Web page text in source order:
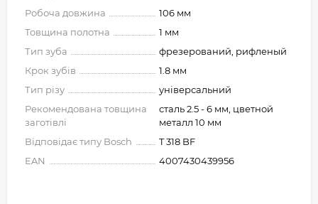
Робоча довжина
106 мм
Товщина полотна
1 мм
Тип зуба
фрезерований, рифленый
Крок зубів
1.8 мм
Тип різу
універсальний
Рекомендована товщина
заготівлі
сталь 2.5 - 6 мм, цветной
металл 10 мм
Відповідає типу Bosch
T 318 BF
EAN
4007430439956